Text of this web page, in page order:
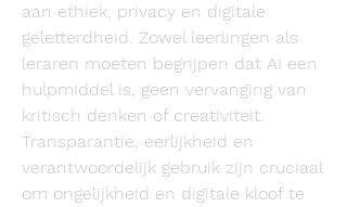
aan ethiek, privacy en digitale
geletterdheid. Zowel leerlingen als
leraren moeten begrijpen dat AI een
hulpmiddel is, geen vervanging van
kritisch denken of creativiteit.
Transparantie, eerlijkheid en
verantwoordelijk gebruik zijn cruciaal
om ongelijkheid en digitale kloof te